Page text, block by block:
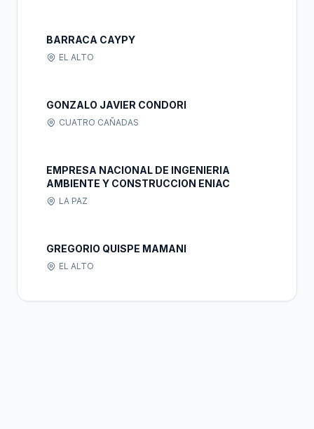
BARRACA CAYPY
EL ALTO
GONZALO JAVIER CONDORI
CUATRO CAÑADAS
EMPRESA NACIONAL DE INGENIERIA
AMBIENTE Y CONSTRUCCION ENIAC
LA PAZ
GREGORIO QUISPE MAMANI
EL ALTO